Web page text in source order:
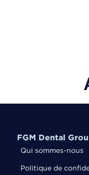
FGM Dental
Qui sommes-nous
Politique de